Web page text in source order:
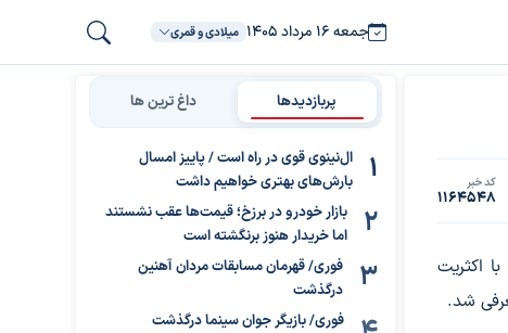
جمعه ۱۶ مرداد ۱۴۰۵ میلادی و قمری
کد خبر
1164548
5 نامزد نهایی، با اکثریت
پربازدیدها داغ ترین ها
ال‌نینوی قوی در راه است / پاییز امسال
بارش‌های بهتری خواهیم داشت
بازار خودرو در برزخ؛ قیمت‌ها عقب نشستند
اما خریدار هنوز برنگشته است
فوری/ قهرمان مسابقات مردان آهنین
درگذشت
فوری/ بازیگر جوان سینما درگذشت